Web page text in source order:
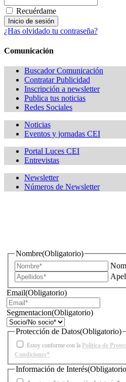
Recuérdame
¿Has olvidado tu contraseña?
Comunicación
Buscador Comunicación
Contratar Publicidad
Inscripción a newsletter
Publica tus noticias
Redes Sociales
Noticias
Eventos y jornadas CEI
Portal Luces CEI
Entrevistas
Newsletter
Números de Newsletter
Nombre(Obligatorio)
Email(Obligatorio)
Segmentacion(Obligatorio)
Protección de Datos(Obligatorio)
Estoy conforme con la Política de
Condiciones*
Información de Interés